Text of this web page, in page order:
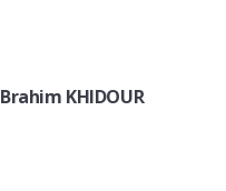
Brahim KHIDOUR